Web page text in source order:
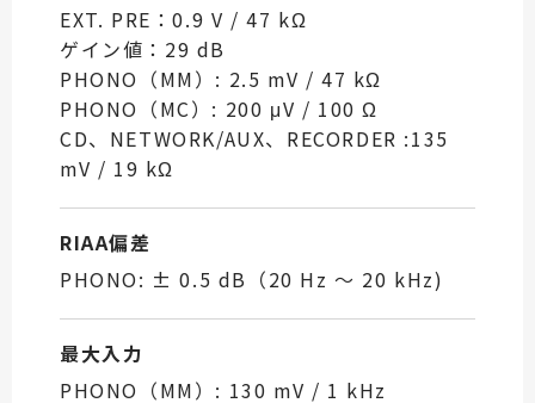
EXT. PRE：0.9 V / 47 kΩ
ゲイン値：29 dB
PHONO（MM）: 2.5 mV / 47 kΩ
PHONO（MC）: 200 μV / 100 Ω
CD、NETWORK/AUX、RECORDER :135
mV / 19 kΩ
RIAA偏差
PHONO: ± 0.5 dB（20 Hz ～ 20 kHz)
最大入力
PHONO（MM）: 130 mV / 1 kHz